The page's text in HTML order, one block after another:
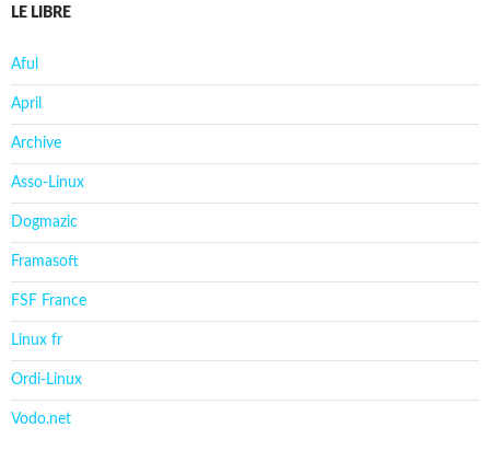
LE LIBRE
Aful
April
Archive
Asso-Linux
Dogmazic
Framasoft
FSF France
Linux fr
Ordi-Linux
Vodo.net